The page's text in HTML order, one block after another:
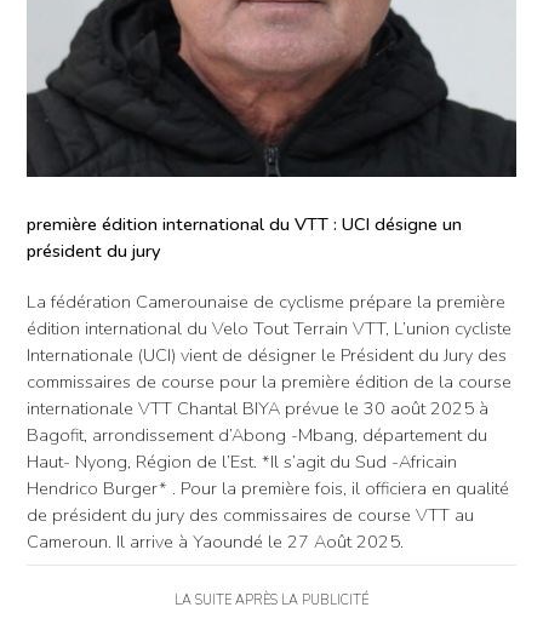
première édition international du VTT : UCI désigne un
président du jury
La fédération Camerounaise de cyclisme prépare la première
édition international du Velo Tout Terrain VTT, L’union cycliste
Internationale (UCI) vient de désigner le Président du Jury des
commissaires de course pour la première édition de la course
internationale VTT Chantal BIYA prévue le 30 août 2025 à
Bagofit, arrondissement d’Abong -Mbang, département du
Haut- Nyong, Région de l’Est. *Il s’agit du Sud -Africain
Hendrico Burger* . Pour la première fois, il officiera en qualité
de président du jury des commissaires de course VTT au
Cameroun. Il arrive à Yaoundé le 27 Août 2025.
LA SUITE APRÈS LA PUBLICITÉ